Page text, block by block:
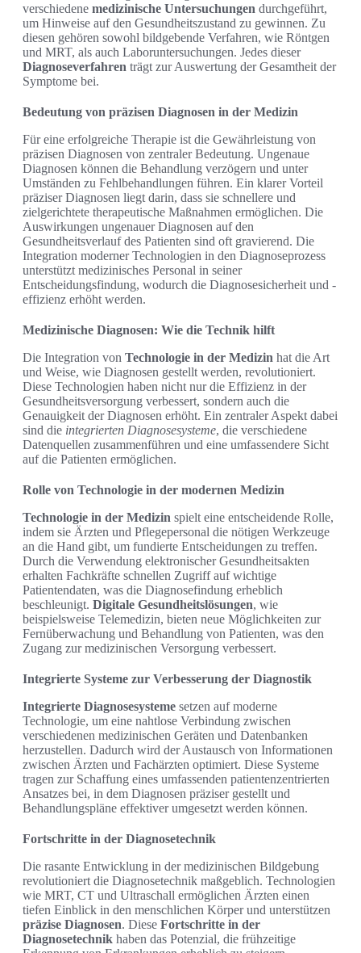
verschiedene medizinische Untersuchungen durchgeführt,
um Hinweise auf den Gesundheitszustand zu gewinnen. Zu
diesen gehören sowohl bildgebende Verfahren, wie Röntgen
und MRT, als auch Laboruntersuchungen. Jedes dieser
Diagnoseverfahren trägt zur Auswertung der Gesamtheit der
Symptome bei.
Bedeutung von präzisen Diagnosen in der Medizin
Für eine erfolgreiche Therapie ist die Gewährleistung von
präzisen Diagnosen von zentraler Bedeutung. Ungenaue
Diagnosen können die Behandlung verzögern und unter
Umständen zu Fehlbehandlungen führen. Ein klarer Vorteil
präziser Diagnosen liegt darin, dass sie schnellere und
zielgerichtete therapeutische Maßnahmen ermöglichen. Die
Auswirkungen ungenauer Diagnosen auf den
Gesundheitsverlauf des Patienten sind oft gravierend. Die
Integration moderner Technologien in den Diagnoseprozess
unterstützt medizinisches Personal in seiner
Entscheidungsfindung, wodurch die Diagnosesicherheit und -
effizienz erhöht werden.
Medizinische Diagnosen: Wie die Technik hilft
Die Integration von Technologie in der Medizin hat die Art
und Weise, wie Diagnosen gestellt werden, revolutioniert.
Diese Technologien haben nicht nur die Effizienz in der
Gesundheitsversorgung verbessert, sondern auch die
Genauigkeit der Diagnosen erhöht. Ein zentraler Aspekt dabei
sind die integrierten Diagnosesysteme, die verschiedene
Datenquellen zusammenführen und eine umfassendere Sicht
auf die Patienten ermöglichen.
Rolle von Technologie in der modernen Medizin
Technologie in der Medizin spielt eine entscheidende Rolle,
indem sie Ärzten und Pflegepersonal die nötigen Werkzeuge
an die Hand gibt, um fundierte Entscheidungen zu treffen.
Durch die Verwendung elektronischer Gesundheitsakten
erhalten Fachkräfte schnellen Zugriff auf wichtige
Patientendaten, was die Diagnosefindung erheblich
beschleunigt. Digitale Gesundheitslösungen, wie
beispielsweise Telemedizin, bieten neue Möglichkeiten zur
Fernüberwachung und Behandlung von Patienten, was den
Zugang zur medizinischen Versorgung verbessert.
Integrierte Systeme zur Verbesserung der Diagnostik
Integrierte Diagnosesysteme setzen auf moderne
Technologie, um eine nahtlose Verbindung zwischen
verschiedenen medizinischen Geräten und Datenbanken
herzustellen. Dadurch wird der Austausch von Informationen
zwischen Ärzten und Fachärzten optimiert. Diese Systeme
tragen zur Schaffung eines umfassenden patientenzentrierten
Ansatzes bei, in dem Diagnosen präziser gestellt und
Behandlungspläne effektiver umgesetzt werden können.
Fortschritte in der Diagnosetechnik
Die rasante Entwicklung in der medizinischen Bildgebung
revolutioniert die Diagnosetechnik maßgeblich. Technologien
wie MRT, CT und Ultraschall ermöglichen Ärzten einen
tiefen Einblick in den menschlichen Körper und unterstützen
präzise Diagnosen. Diese Fortschritte in der
Diagnosetechnik haben das Potenzial, die frühzeitige